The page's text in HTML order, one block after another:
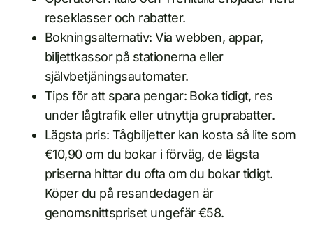
reseklasser och rabatter.
Bokningsalternativ: Via webben, appar,
biljettkassor på stationerna eller
självbetjäningsautomater.
Tips för att spara pengar: Boka tidigt, res
under lågtrafik eller utnyttja gruprabatter.
Lägsta pris: Tågbiljetter kan kosta så lite som
€10,90 om du bokar i förväg, de lägsta
priserna hittar du ofta om du bokar tidigt.
Köper du på resandedagen är
genomsnittspriset ungefär €58.